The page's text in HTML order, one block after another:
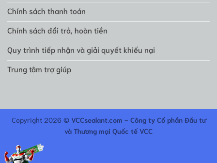
Chính sách thanh toán
Chính sách đổi trả, hoàn tiền
Quy trình tiếp nhận và giải quyết khiếu nại
Trung tâm trợ giúp
Copyright 2026 © VCCsealant.com - Công ty Cổ phần Đầu tư
và Thương mại Quốc tế VCC